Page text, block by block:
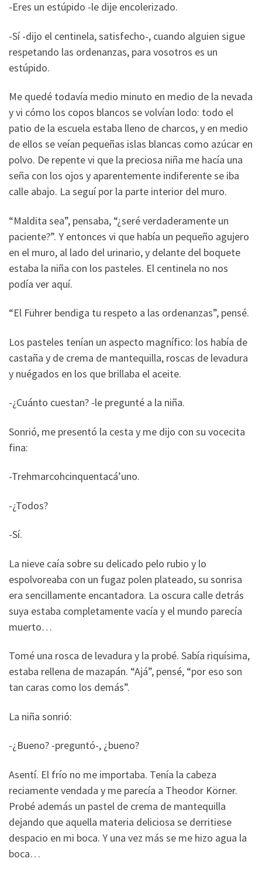
-Eres un estúpido -le dije encolerizado.
-Sí -dijo el centinela, satisfecho-, cuando alguien sigue
respetando las ordenanzas, para vosotros es un
estúpido.
Me quedé todavía medio minuto en medio de la nevada
y vi cómo los copos blancos se volvían lodo: todo el
patio de la escuela estaba lleno de charcos, y en medio
de ellos se veían pequeñas islas blancas como azúcar en
polvo. De repente vi que la preciosa niña me hacía una
seña con los ojos y aparentemente indiferente se iba
calle abajo. La seguí por la parte interior del muro.
“Maldita sea”, pensaba, “¿seré verdaderamente un
paciente?”. Y entonces vi que había un pequeño agujero
en el muro, al lado del urinario, y delante del boquete
estaba la niña con los pasteles. El centinela no nos
podía ver aquí.
“El Führer bendiga tu respeto a las ordenanzas”, pensé.
Los pasteles tenían un aspecto magnífico: los había de
castaña y de crema de mantequilla, roscas de levadura
y nuégados en los que brillaba el aceite.
-¿Cuánto cuestan? -le pregunté a la niña.
Sonrió, me presentó la cesta y me dijo con su vocecita
fina:
-Trehmarcohcinquentacá’uno.
-¿Todos?
-Sí.
La nieve caía sobre su delicado pelo rubio y lo
espolvoreaba con un fugaz polen plateado, su sonrisa
era sencillamente encantadora. La oscura calle detrás
suya estaba completamente vacía y el mundo parecía
muerto…
Tomé una rosca de levadura y la probé. Sabía riquísima,
estaba rellena de mazapán. “Ajá”, pensé, “por eso son
tan caras como los demás”.
La niña sonrió:
-¿Bueno? -preguntó-, ¿bueno?
Asentí. El frío no me importaba. Tenía la cabeza
reciamente vendada y me parecía a Theodor Körner.
Probé además un pastel de crema de mantequilla
dejando que aquella materia deliciosa se derritiese
despacio en mi boca. Y una vez más se me hizo agua la
boca…